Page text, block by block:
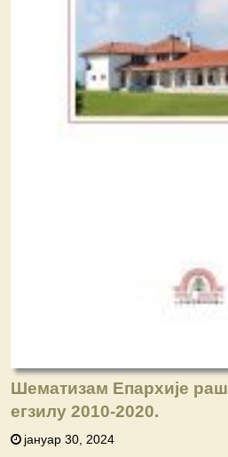
Шематизам Епархије
егзилу 2010-2020.
јануар 30, 2024